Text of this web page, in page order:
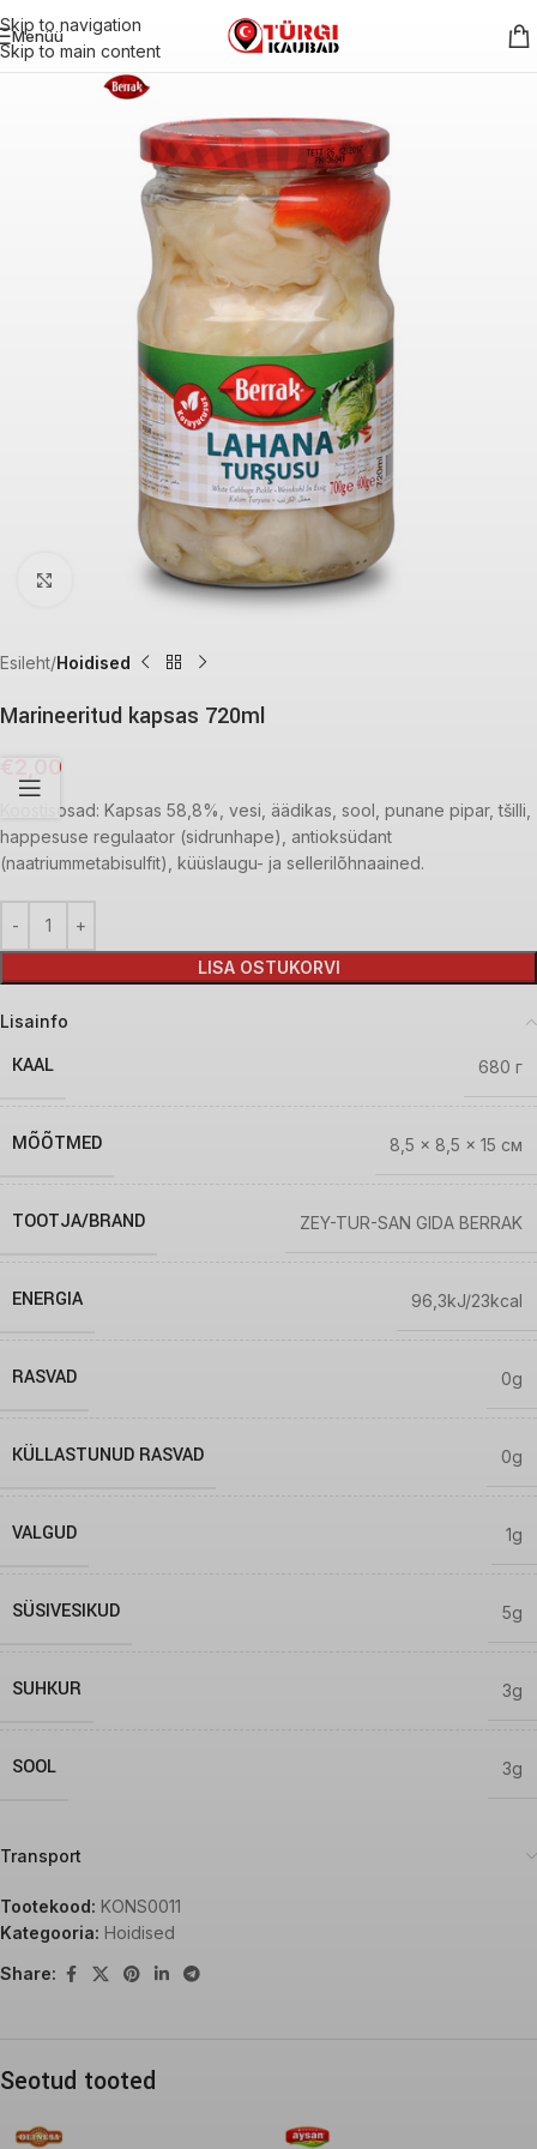
Skip to navigation
Skip to main content
Menüü
Click to enlarge
Esileht Hoidised
Marineeritud kapsas 720ml
2,00
Koostisosad: Kapsas 58,8%, vesi, äädikas, sool, punane pipar, tšilli,
happesuse regulaator (sidrunhape), antioksüdant
(naatriummetabisulfit), küüslaugu- ja sellerilõhnaained.
LISA OSTUKORVI
Lisainfo
KAAL 680 г
MÕÕTMED 8,5 × 8,5 × 15 см
TOOTJA/BRAND ZEY-TUR-SAN GIDA BERRAK
ENERGIA 96,3kJ/23kcal
RASVAD 0g
KÜLLASTUNUD RASVAD 0g
VALGUD 1g
SÜSIVESIKUD 5g
SUHKUR 3g
SOOL 3g
Transport
Tootekood: KONS0011
Kategooria: Hoidised
Share:
Seotud tooted